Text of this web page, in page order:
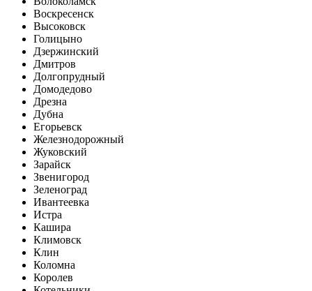
Воскресенск
Высоковск
Голицыно
Дзержинский
Дмитров
Долгопрудный
Домодедово
Дрезна
Дубна
Егорьевск
Железнодорожный
Жуковский
Зарайск
Звенигород
Зеленоград
Ивантеевка
Истра
Кашира
Климовск
Клин
Коломна
Королев